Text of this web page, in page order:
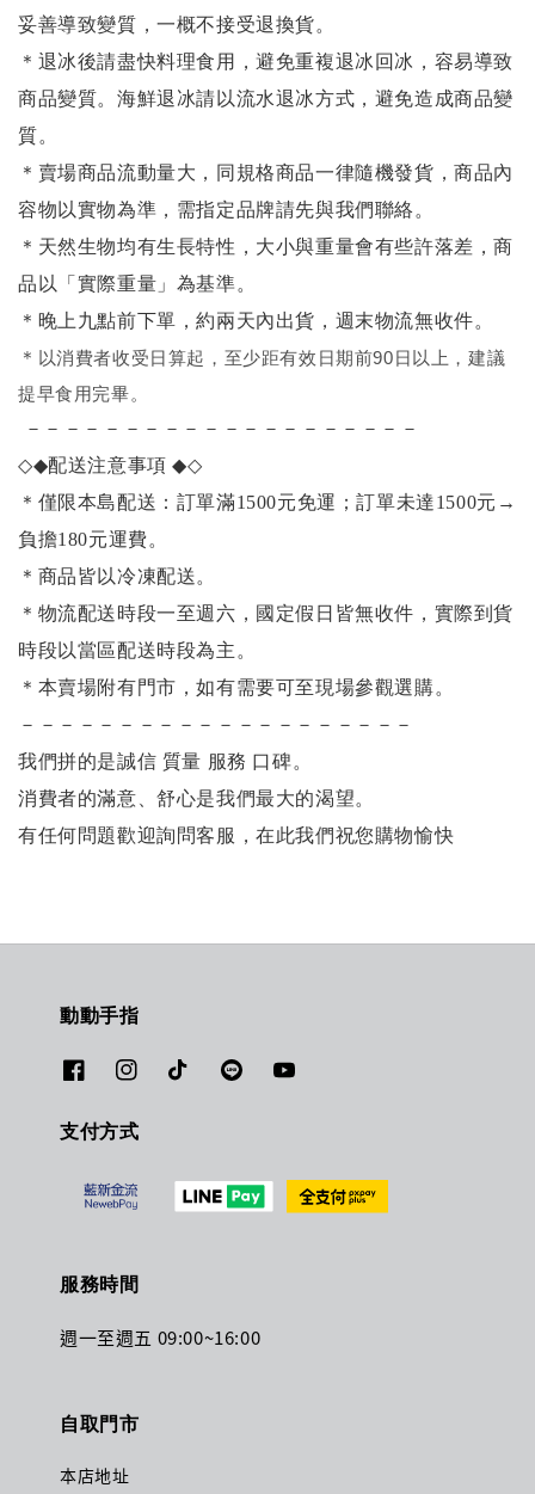
妥善導致變質，一概不接受退換貨。
＊退冰後請盡快料理食用，避免重複退冰回冰，容易導致
商品變質。海鮮退冰請以流水退冰方式，避免造成商品變
質。
＊賣場商品流動量大，同規格商品一律隨機發貨，商品內
容物以實物為準，需指定品牌請先與我們聯絡。
＊天然生物均有生長特性，大小與重量會有些許落差，商
品以「實際重量」為基準。
＊晚上九點前下單，約兩天內出貨，週末物流無收件。
＊ 以消費者收受日算起，至少距有效日期前90日以上，建議
提早食用完畢。
－－－－－－－－－－－－－－－－－－－－
◇◆配送注意事項◆◇
＊僅限本島配送：訂單滿1500元免運；訂單未達1500元 →
負擔180元運費。
＊商品皆以冷凍配送。
＊物流配送時段一至週六，國定假日皆無收件，實際到貨
時段以當區配送時段為主。
＊本賣場附有門市，如有需要可至現場參觀選購。
－－－－－－－－－－－－－－－－－－－－
我們拼的是誠信 質量 服務 口碑。
消費者的滿意、舒心是我們最大的渴望。
有任何問題歡迎詢問客服，在此我們祝您購物愉快
動動手指
支付方式
服務時間
週一至週五 09:00~16:00
自取門市
本店地址